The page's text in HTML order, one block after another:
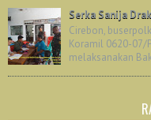
Serka Sanija
Cirebon,
Koramil 0620-07/
melaksanakan